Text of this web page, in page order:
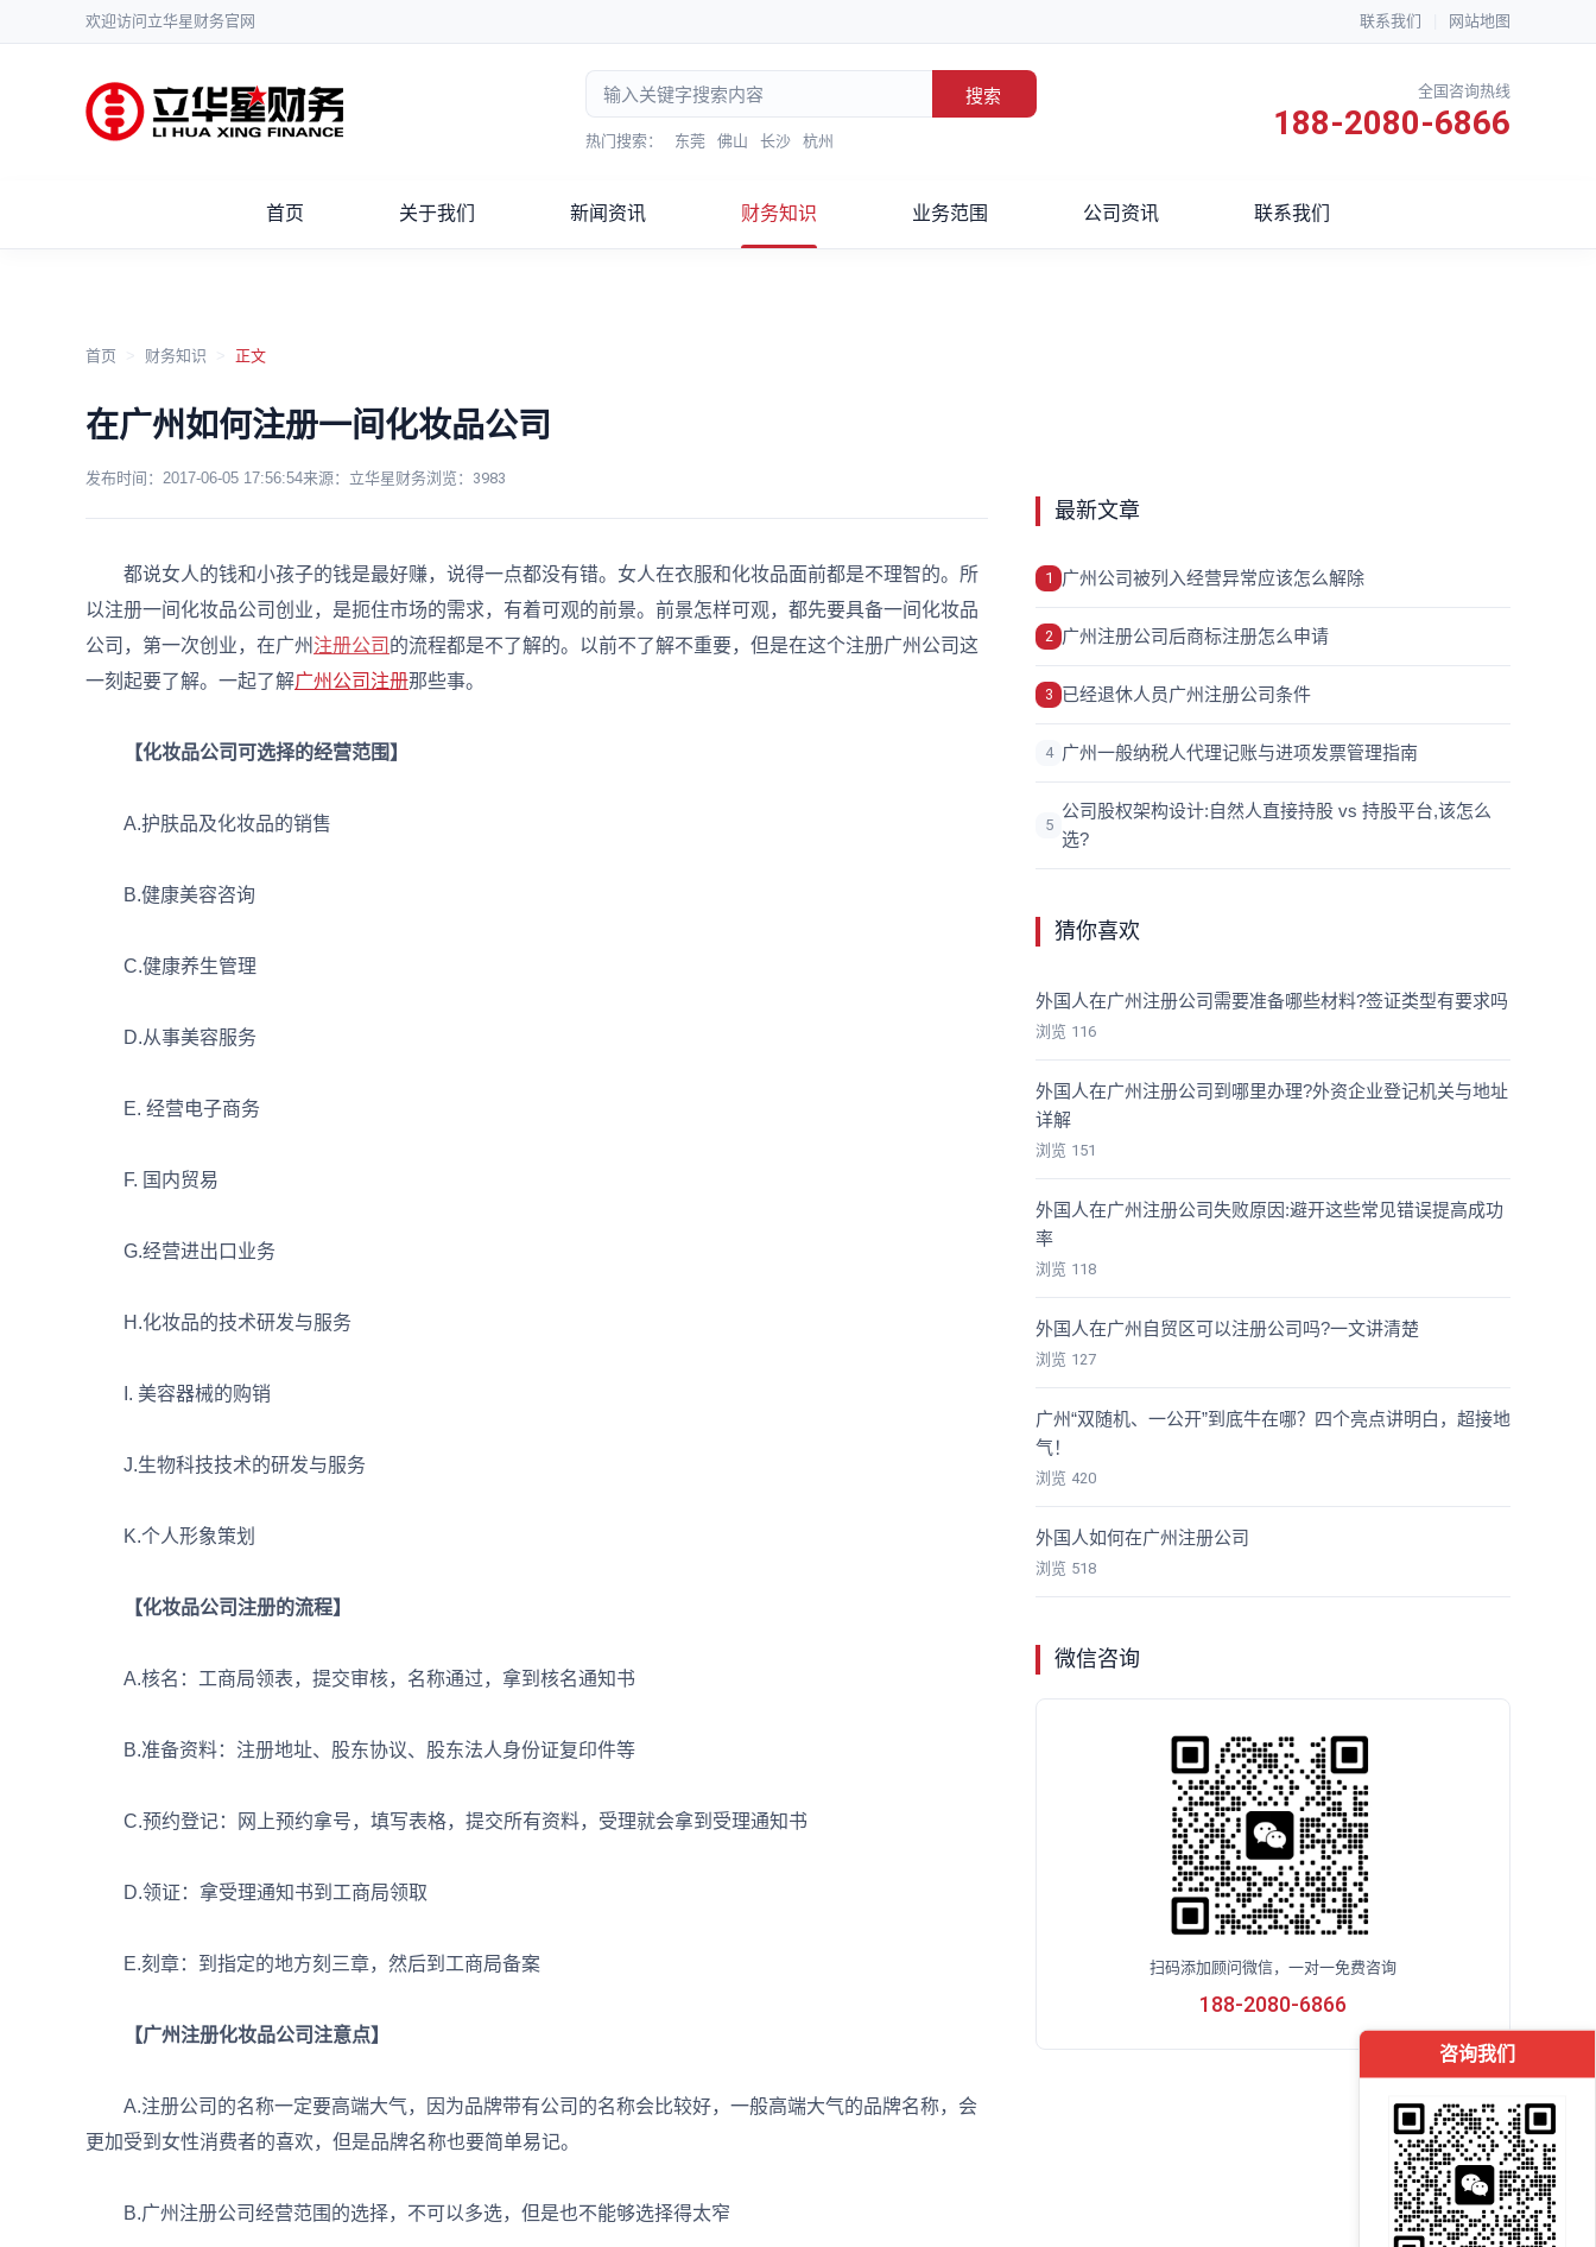
欢迎访问立华星财务官网 联系我们 网站地图
搜索
热门搜索： 东莞 佛山 长沙 杭州
全国咨询热线
188-2080-6866
首页 关于我们 新闻资讯 财务知识 业务范围 公司资讯 联系我们
首页 财务知识 正文
在广州如何注册一间化妆品公司
发布时间： 2017-06-05 17:56:54来源：立华星财务浏览： 3983
都说女人的钱和小孩子的钱是最好赚，说得一点都没有错。女人在衣服和化妆品面前都是不理智的。所
以注册一间化妆品公司创业，是扼住市场的需求，有着可观的前景。前景怎样可观，都先要具备一间化妆品
公司，第一次创业，在广州 注册公司 的流程都是不了解的。以前不了解不重要，但是在这个注册广州公司这
一刻起要了解。一起了解广州公司注册那些事。
【化妆品公司可选择的经营范围】
A.护肤品及化妆品的销售
B.健康美容咨询
C.健康养生管理
D.从事美容服务
E. 经营电子商务
F. 国内贸易
G.经营进出口业务
H.化妆品的技术研发与服务
I. 美容器械的购销
J.生物科技技术的研发与服务
K.个人形象策划
【化妆品公司注册的流程】
A.核名：工商局领表，提交审核，名称通过，拿到核名通知书
B.准备资料：注册地址、股东协议、股东法人身份证复印件等
C.预约登记：网上预约拿号，填写表格，提交所有资料，受理就会拿到受理通知书
D.领证：拿受理通知书到工商局领取
E.刻章：到指定的地方刻三章，然后到工商局备案
【广州注册化妆品公司注意点】
A.注册公司的名称一定要高端大气，因为品牌带有公司的名称会比较好，一般高端大气的品牌名称，会
更加受到女性消费者的喜欢，但是品牌名称也要简单易记。
B.广州注册公司经营范围的选择，不可以多选，但是也不能够选择得太窄
最新文章
1 广州公司被列入经营异常应该怎么解除
2 广州注册公司后商标注册怎么申请
3 已经退休人员广州注册公司条件
4 广州一般纳税人代理记账与进项发票管理指南
5
公司股权架构设计:自然人直接持股 vs 持股平台,该怎么
选?
猜你喜欢
外国人在广州注册公司需要准备哪些材料?签证类型有要求吗
浏览 116
外国人在广州注册公司到哪里办理?外资企业登记机关与地址
详解
浏览 151
外国人在广州注册公司失败原因:避开这些常见错误提高成功
率
浏览 118
外国人在广州自贸区可以注册公司吗?一文讲清楚
浏览 127
广州“双随机、一公开”到底牛在哪？四个亮点讲明白，超接地
气！
浏览 420
外国人如何在广州注册公司
浏览 518
微信咨询
扫码添加顾问微信，一对一免费咨询
188-2080-6866
咨询我们